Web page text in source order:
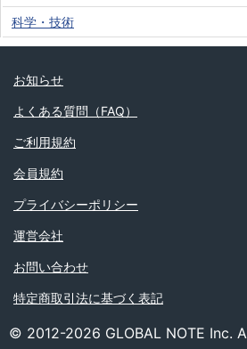
科学・技術
お知らせ
よくある質問（FAQ）
ご利用規約
会員規約
プライバシーポリシー
運営会社
お問い合わせ
特定商取引法に基づく表記
© 2012-2026 GLOBAL NOTE Inc.